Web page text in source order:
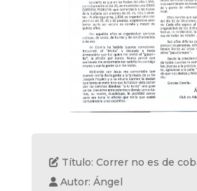
Título: Correr no es de
Autor: Ángel